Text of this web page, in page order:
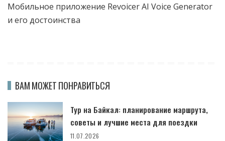
Мобильное приложение Revoicer AI Voice Generator
и его достоинства
ВАМ МОЖЕТ ПОНРАВИТЬСЯ
Тур на Байкал: планирование маршрута,
советы и лучшие места для поездки
11.07.2026